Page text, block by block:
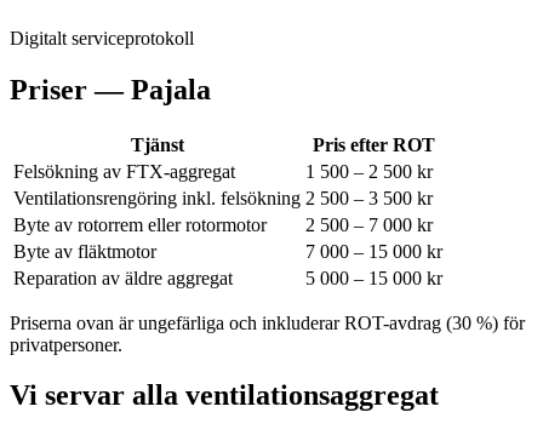
Digitalt serviceprotokoll
Priser —Pajala
Tjänst
Pris efter ROT
Felsökning av FTX-aggregat
1 500 – 2 500 kr
Ventilationsrengöring inkl. felsökning 2 500 – 3 500 kr
Byte av rotorrem eller rotormotor
2 500 – 7 000 kr
Byte av fläktmotor
7 000 – 15 000 kr
Reparation av äldre aggregat
5 000 – 15 000 kr
Priserna ovan är ungefärliga och inkluderar ROT-avdrag (30 %) för
privatpersoner.
Vi servar alla ventilationsaggregat